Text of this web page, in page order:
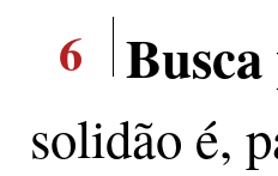
6
solidão é,